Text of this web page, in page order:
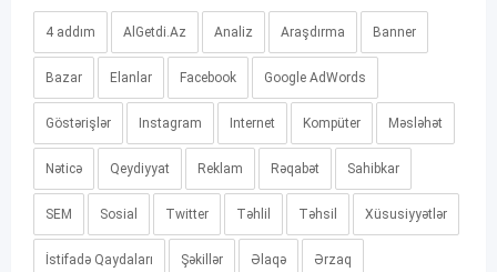
4 addım AlGetdi.Az Analiz Araşdırma Banner
Bazar Elanlar Facebook Google AdWords
Göstərişlər Instagram Internet Kompüter Məsləhət
Nəticə Qeydiyyat Reklam Rəqabət Sahibkar
SEM Sosial Twitter Təhlil Təhsil Xüsusiyyətlər
İstifadə Qaydaları Şəkillər Əlaqə Ərzaq